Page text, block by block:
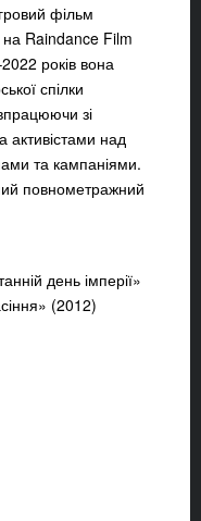
фільм
на Raindance Film
років вона
спілки
зі
активістами над
та кампаніями.
повнометражний
день імперії»
(2012)